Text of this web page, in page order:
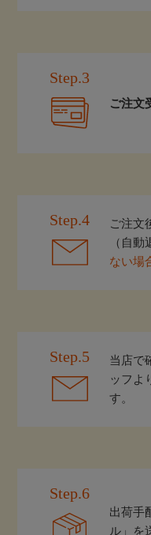
Step.3
ご注文
Step.4
ご注文
（自
ない場
Step.5
当店で
ッフよ
す。
Step.6
出荷手
ル」を